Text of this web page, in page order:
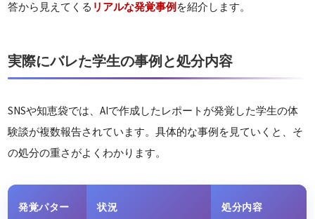
答から見えてくる リアルな発覚事例を紹介します。
実際にバレた学生の事例と処分内容
SNSや知恵袋では、AIで作成したレポートが発覚した学生の体
験談が複数報告されています。具体的な事例を見ていくと、そ
の処分の重さがよくわかります。
発覚パター
状況 処分内容